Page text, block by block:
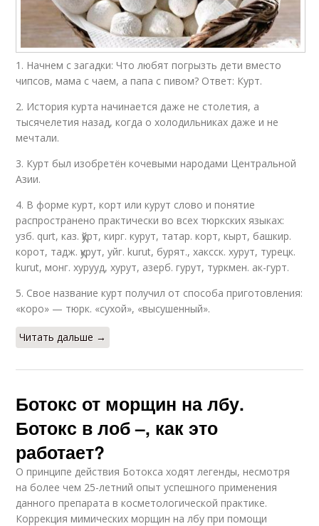
1. Начнем с загадки: Что любят погрызть дети вместо
чипсов, мама с чаем, а папа с пивом? Ответ: Курт.
2. История курта начинается даже не столетия, а
тысячелетия назад, когда о холодильниках даже и не
мечтали.
3. Курт был изобретён кочевыми народами Центральной
Азии.
4. В форме курт, корт или курут слово и понятие
распространено практически во всех тюркских языках:
узб. qurt, каз. қўрт, кирг. курут, татар. корт, кырт, башкир.
корот, тадж. қурут, уйг. kurut, бурят., хаксск. хурут, турецк.
kurut, монг. хурууд, хурут, азерб. гурут, туркмен. ак-гурт.
5. Свое название курт получил от способа приготовления:
«коро» — тюрк. «сухой», «высушенный».
Читать дальше →
Ботокс от морщин на лбу.
Ботокс в лоб –, как это
работает?
О принципе действия Ботокса ходят легенды, несмотря
на более чем 25-летний опыт успешного применения
данного препарата в косметологической практике.
Коррекция мимических морщин на лбу при помощи